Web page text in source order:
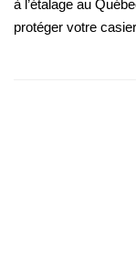
à l’étalage au
protéger votre